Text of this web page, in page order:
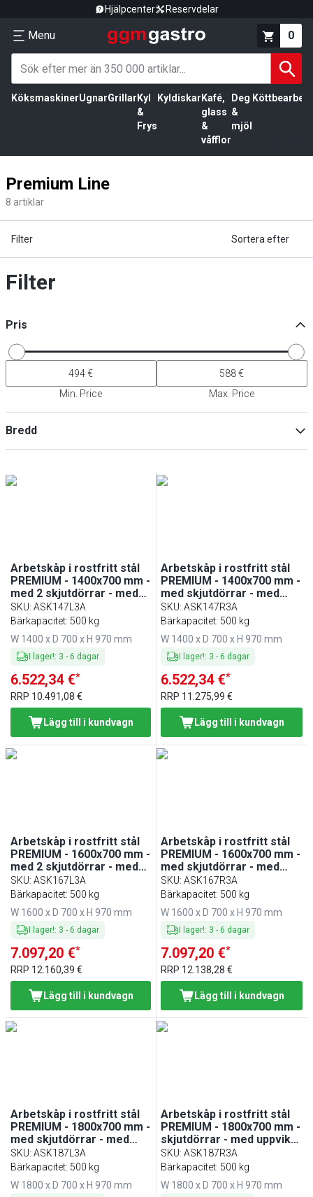
Hjälpcenter Reservdelar
Menu 0
KöksmaskinerUgnarGrillar Kyl
&
Frys
Kyldiskar Kafé,
glass
&
våfflor
Deg
&
mjöl
Premium Line
8 artiklar
Filter Sortera efter
Filter
Pris
Min. Price Max. Price
Bredd
Arbetskåp i rostfritt stål
PREMIUM - 1400x700 mm -
med 2 skjutdörrar - med
uppvikt bakkant
SKU: ASK147L3A
Bärkapacitet: 500 kg
W 1400 x D 700 x H 970 mm
I lager!: 3 - 6 dagar
6.522,34 €*
RRP 10.491,08 €
Lägg till i kundvagn
Arbetskåp i rostfritt stål
PREMIUM - 1400x700 mm -
med skjutdörrar - med
uppvikt bakkant
SKU:ASK147R3A
Bärkapacitet: 500 kg
W 1400 x D 700 x H 970 mm
I lager!: 3 - 6 dagar
6.522,34 €*
RRP 11.275,99 €
Lägg till i kundvagn
Arbetskåp i rostfritt stål
PREMIUM - 1600x700 mm -
med 2 skjutdörrar - med
uppvikt bakkant
SKU: ASK167L3A
Bärkapacitet: 500 kg
W 1600 x D 700 x H 970 mm
I lager!: 3 - 6 dagar
7.097,20 €*
RRP 12.160,39 €
Lägg till i kundvagn
Arbetskåp i rostfritt stål
PREMIUM - 1600x700 mm -
med skjutdörrar - med
uppvikt bakkant
SKU:ASK167R3A
Bärkapacitet: 500 kg
W 1600 x D 700 x H 970 mm
I lager!: 3 - 6 dagar
7.097,20 €*
RRP 12.138,28 €
Lägg till i kundvagn
Arbetskåp i rostfritt stål
PREMIUM - 1800x700 mm -
med skjutdörrar - med
uppvikt bakkant
SKU: ASK187L3A
Bärkapacitet: 500 kg
W 1800 x D 700 x H 970 mm
Arbetskåp i rostfritt stål
PREMIUM - 1800x700 mm -
skjutdörrar - med uppvikt
bakkant
SKU:ASK187R3A
Bärkapacitet: 500 kg
W 1800 x D 700 x H 970 mm